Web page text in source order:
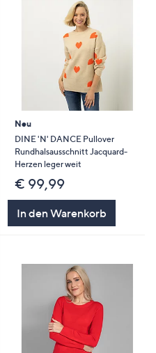
Neu
DINE 'N' DANCE Pullover
Rundhalsausschnitt Jacquard-
Herzen leger weit
€ 99,99
In den Warenkorb